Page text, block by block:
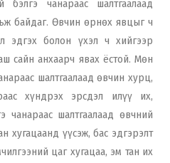
чанараас шалтгаалаад
байдаг. Өвчин өрнөх явцыг ч
эдгэх болон үхэл ч хийгээр
сайн анхаарч явах ёстой. Мөн
шалтгаалаад өвчин хурц,
хүндрэх эрсдэл илүү их,
чанараас шалтгаалаад өвчний
хугацаанд үүсэж, бас эдгэрэлт
цаг хугацаа, эм тан их